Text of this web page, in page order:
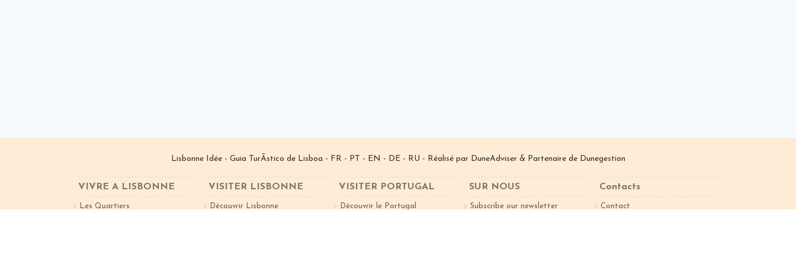
Lisbonne Idée - Guia TurÃ­stico de Lisboa - FR - PT - EN - DE- RU - Réalisé par DuneAdviser & Partenaire de Dunegestion
VIVRE A LISBONNE
Les Quartiers
VISITER LISBONNE
Découvrir Lisbonne
VISITER PORTUGAL
Découvrir le Portugal
SUR NOUS
Subscribe our newsletter
Contacts
Contact